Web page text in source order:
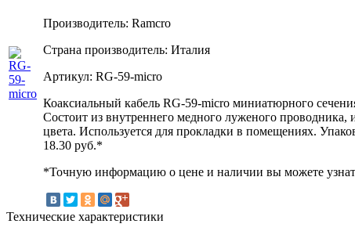
Производитель: Ramcro
Страна производитель: Италия
Артикул: RG-59-micro
Коаксиальный кабель RG-59-micro миниатюрного
Состоит из внутреннего медного луженого
цвета. Используется для прокладки в помещениях.
18.30 руб.*
*Точную информацию о цене и наличии вы можете
Технические характеристики